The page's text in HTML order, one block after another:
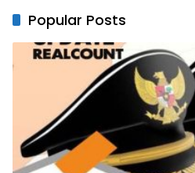
Popular Posts